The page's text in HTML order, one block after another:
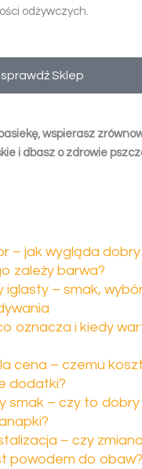
odżywczych.
sprawdź Sklep
wspierasz
i dbasz o zdrowie
– jak wygląda
zależy barwa?
iglasty – smak,
oznacza i kiedy
cena – czemu
dodatki?
smak – czy to dobry
– czy zmiana
powodem do obaw?